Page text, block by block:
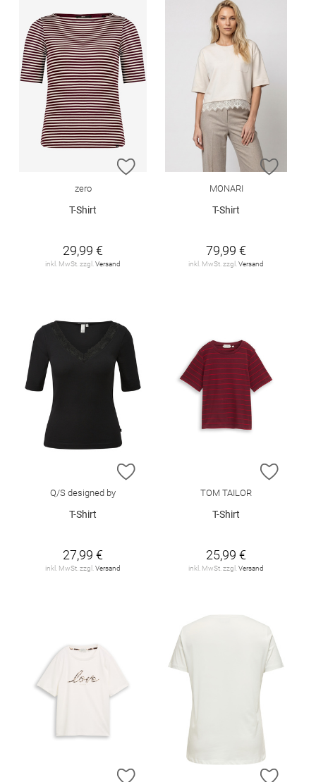
ZUR WUNSCHLISTE HINZUFÜGEN
zero
T-Shirt
29,99 €
inkl. MwSt. zzgl. Versand
ZUR
MONARI
T-Shirt
79,99 €
inkl. MwSt. zzgl. Versand
ZUR WUNSCHLISTE HINZUFÜGEN
Q/S designed by
T-Shirt
27,99 €
inkl. MwSt. zzgl.Versand
ZUR
TOM TAILOR
T-Shirt
25,99 €
inkl. MwSt. zzgl.Versand
ZUR WUNSCHLISTE HINZUFÜGEN
ZUR